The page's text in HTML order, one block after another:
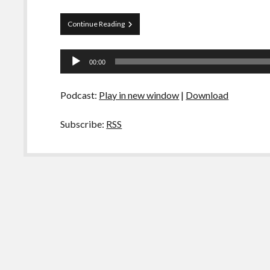
Continue ReadingPapo
Tranqueira
Tocador
00:00
Podcast: Play in new window | Download
Subscribe: RSS